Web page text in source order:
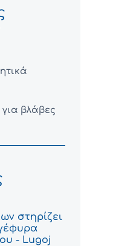
βλάβες
στηρίζει
- Lugoj